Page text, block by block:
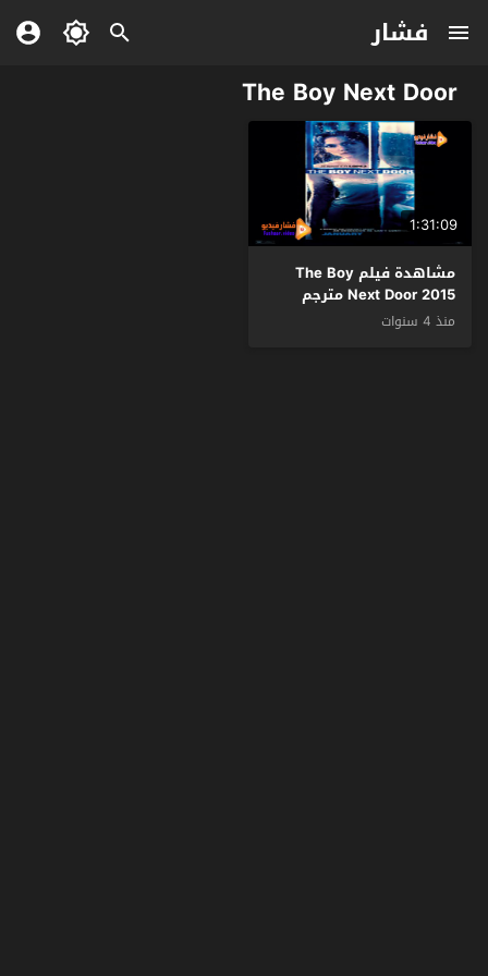
فشار
The Boy Next Door
1:31:09
مشاهدة فيلم The Boy
Next Door 2015 مترجم
منذ 4 سنوات